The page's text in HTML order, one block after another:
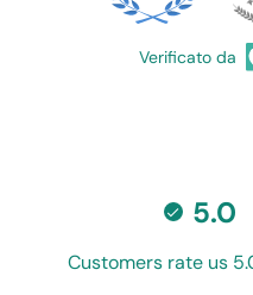
Verificato da
5.0
Customers rate us